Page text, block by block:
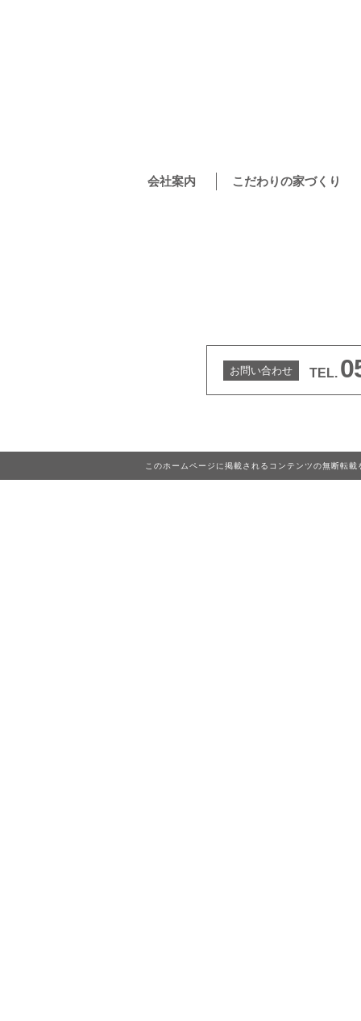
会社案内 こだわりの家づくり
お問い合わせ TEL.
このホームページに掲載されるコンテンツの無断転載